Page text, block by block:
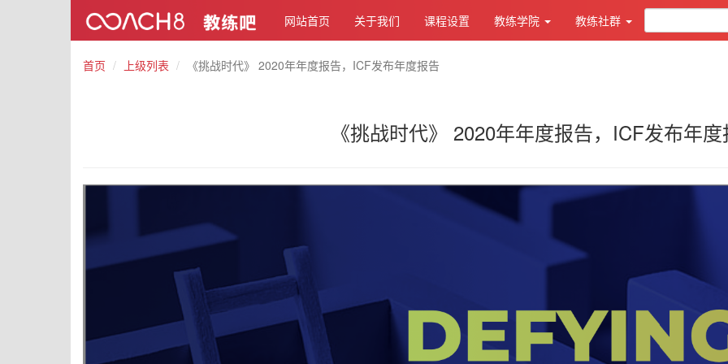
网站首页 关于我们 课程设置 教练学院 教练社群
首页 上级列表 《挑战时代》 2020年年度报告，ICF发布年度报告
《挑战时代》 2020年年度报告，ICF发布年